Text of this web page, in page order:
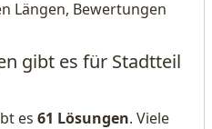
Längen, Bewertungen
gibt es für Stadtteil
es 61 Lösungen. Viele